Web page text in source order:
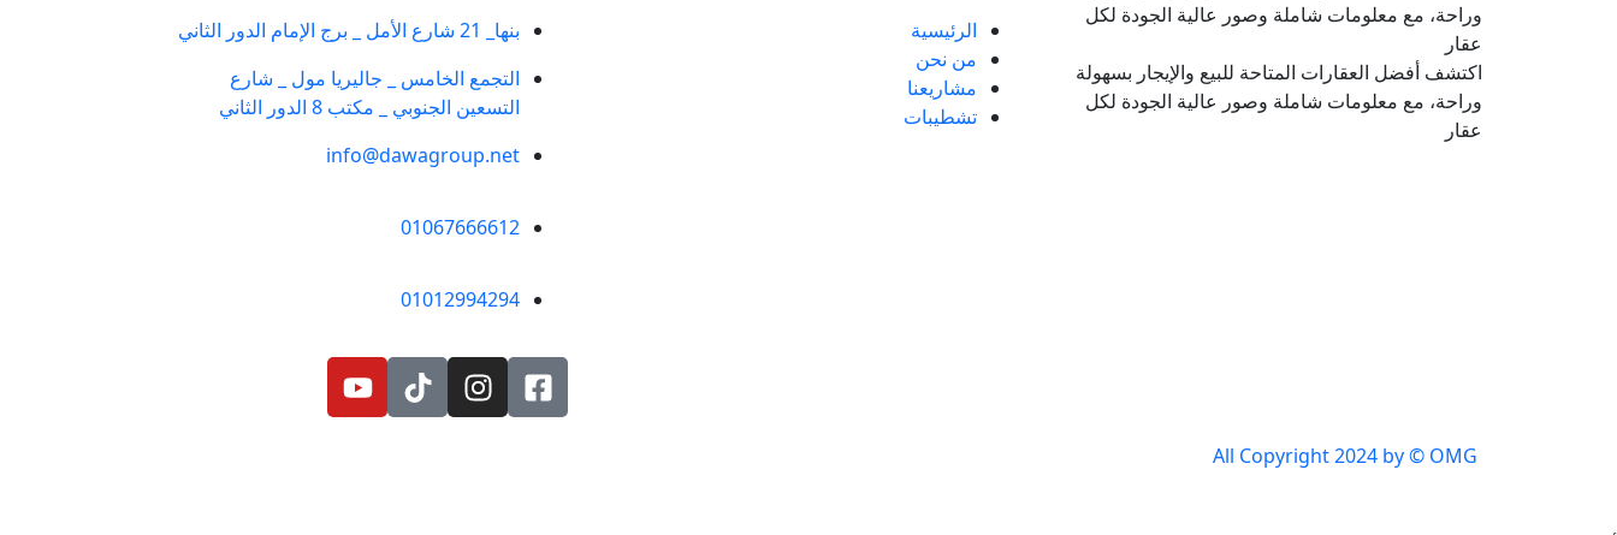
وراحة، مع معلومات شاملة وصور عالية الجودة لكل
عقار
اكتشف أفضل العقارات المتاحة للبيع والإيجار بسهولة
وراحة، مع معلومات شاملة وصور عالية الجودة لكل
عقار
الرئيسية
من نحن
مشاريعنا
تشطيبات
بنها_ 21 شارع الأمل _ برج الإمام الدور الثاني
التجمع الخامس _ جاليريا مول _ شارع
التسعين الجنوبي _ مكتب 8 الدور الثاني
info@dawagroup.net
01067666612
01012994294